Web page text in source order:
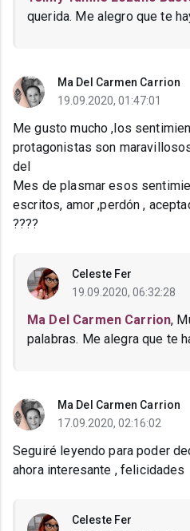
querida. Me alegro que te
Ma Del Carmen Carrion
19.09.2020, 01:47:01
Me gusto mucho ,los
protagonistas son
del
Mes de plasmar esos
escritos, amor ,perdón ,
????
Celeste Fer
19.09.2020, 06:32:28
Ma Del Carmen Carrion,
palabras. Me alegra que te
Ma Del Carmen Carrion
17.09.2020, 02:16:02
Seguiré leyendo para poder
ahora interesante , felicidades
Celeste Fer